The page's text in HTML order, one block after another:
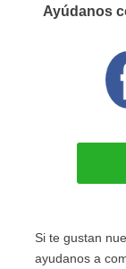
Ayúdanos
Si te gustan
ayudanos a